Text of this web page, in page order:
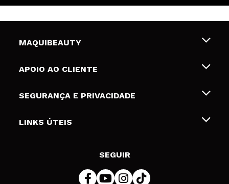
MAQUIBEAUTY
Sobre nós
Gift Cards
APOIO AO CLIENTE
Envios e Devoluções
Formas de pagamento
SEGURANÇA E PRIVACIDADE
Termos e Privacidade
LINKS ÚTEIS
SEGUIR